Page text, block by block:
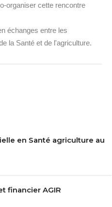
organiser cette rencontre
échanges entre les
la Santé et de l'agriculture.
en Santé agriculture au
financier AGIR